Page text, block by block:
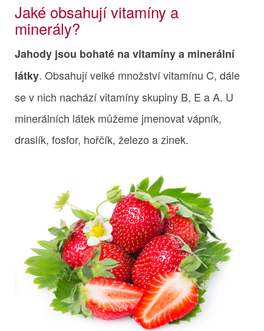
Jaké obsahují vitamíny a
minerály?
Jahody jsou bohaté na vitamíny a minerální
látky. Obsahují velké množství vitamínu C, dále
se v nich nachází vitamíny skupiny B, E a A. U
minerálních látek můžeme jmenovat vápník,
draslík, fosfor, hořčík, železo a zinek.